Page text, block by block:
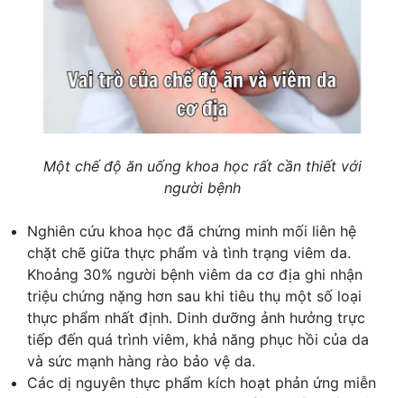
Một chế độ ăn uống khoa học rất cần thiết với
người bệnh
Nghiên cứu khoa học đã chứng minh mối liên hệ
chặt chẽ giữa thực phẩm và tình trạng viêm da.
Khoảng 30% người bệnh viêm da cơ địa ghi nhận
triệu chứng nặng hơn sau khi tiêu thụ một số loại
thực phẩm nhất định. Dinh dưỡng ảnh hưởng trực
tiếp đến quá trình viêm, khả năng phục hồi của da
và sức mạnh hàng rào bảo vệ da.
Các dị nguyên thực phẩm kích hoạt phản ứng miễn